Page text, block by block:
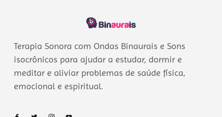
Terapia Sonora com Ondas Binaurais e Sons
isocrônicos para ajudar a estudar, dormir e
meditar e aliviar problemas de saúde física,
emocional e espiritual.